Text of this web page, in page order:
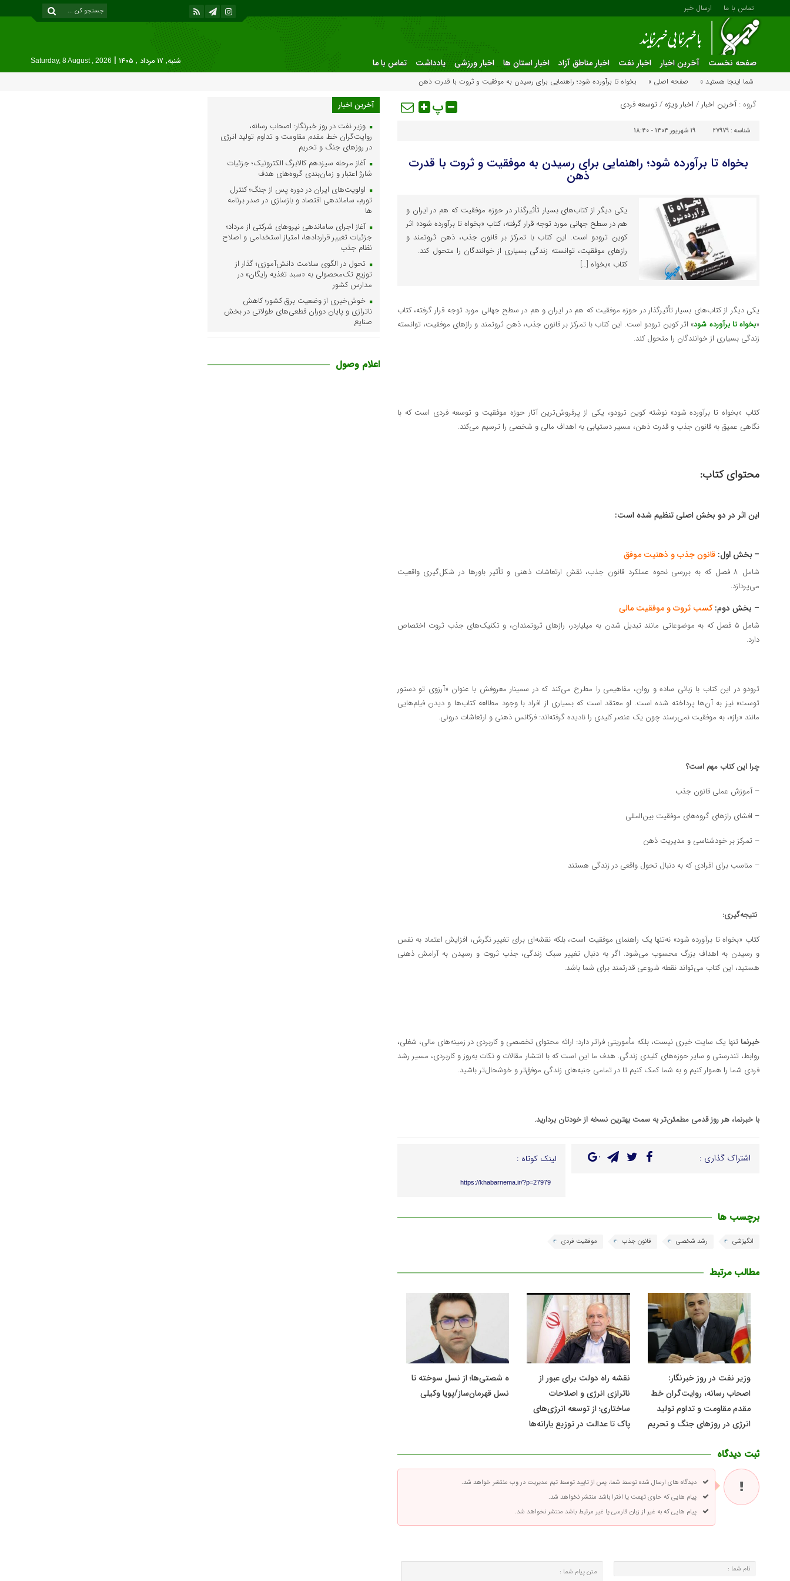
تماس با ما ارسال خبر
صفحه نخست آخرین اخبار اخبار نفت اخبار مناطق آزاد اخبار استان ها اخبار ورزشی یادداشت تماس با ما شنبه, ۱۷ مرداد , ۱۴۰۵ |
Saturday, 8 August , 2026
شما اینجا هستید » صفحه اصلی » بخواه تا برآورده شود؛ راهنمایی برای رسیدن به موفقیت و ثروت با قدرت ذهن
گروه :آخرین اخبار / اخبار ویژه/توسعه فردی پ
شناسه : 27979 19 شهریور 1404 - 18:40
بخواه تا برآورده شود؛ راهنمایی برای رسیدن به موفقیت و ثروت با قدرت
ذهن
یکی دیگر از کتاب‌های بسیار تأثیرگذار در حوزه موفقیت که هم در ایران و
هم در سطح جهانی مورد توجه قرار گرفته، کتاب «بخواه تا برآورده شود» اثر
کوین ترودو است. این کتاب با تمرکز بر قانون جذب، ذهن ثروتمند و
رازهای موفقیت، توانسته زندگی بسیاری از خوانندگان را متحول کند.
کتاب «بخواه […]
یکی دیگر از کتاب‌های بسیار تأثیرگذار در حوزه موفقیت که هم در ایران و هم در سطح جهانی مورد توجه قرار گرفته، کتاب
«بخواه تا برآورده شود» اثر کوین ترودو است. این کتاب با تمرکز بر قانون جذب، ذهن ثروتمند و رازهای موفقیت، توانسته
زندگی بسیاری از خوانندگان را متحول کند.
کتاب «بخواه تا برآورده شود» نوشته کوین ترودو، یکی از پرفروش‌ترین آثار حوزه موفقیت و توسعه فردی است که با
نگاهی عمیق به قانون جذب و قدرت ذهن، مسیر دستیابی به اهداف مالی و شخصی را ترسیم می‌کند.
محتوای کتاب:
این اثر در دو بخش اصلی تنظیم شده است:
–بخش اول: قانون جذب و ذهنیت موفق
شامل ۸ فصل که به بررسی نحوه عملکرد قانون جذب، نقش ارتعاشات ذهنی و تأثیر باورها در شکل‌گیری واقعیت
می‌پردازد.
– بخش دوم:کسب ثروت و موفقیت مالی
شامل ۵ فصل که به موضوعاتی مانند تبدیل شدن به میلیاردر، رازهای ثروتمندان، و تکنیک‌های جذب ثروت اختصاص
دارد.
ترودو در این کتاب با زبانی ساده و روان، مفاهیمی را مطرح می‌کند که در سمینار معروفش با عنوان «آرزوی تو دستور
توست» نیز به آن‌ها پرداخته شده است. او معتقد است که بسیاری از افراد با وجود مطالعه کتاب‌ها و دیدن فیلم‌هایی
مانند «راز»، به موفقیت نمی‌رسند چون یک عنصر کلیدی را نادیده گرفته‌اند: فرکانس ذهنی و ارتعاشات درونی.
چرا این کتاب مهم است؟
– آموزش عملی قانون جذب
– افشای رازهای گروه‌های موفقیت بین‌المللی
– تمرکز بر خودشناسی و مدیریت ذهن
– مناسب برای افرادی که به دنبال تحول واقعی در زندگی هستند
نتیجه‌گیری:
کتاب «بخواه تا برآورده شود» نه‌تنها یک راهنمای موفقیت است، بلکه نقشه‌ای برای تغییر نگرش، افزایش اعتماد به نفس
و رسیدن به اهداف بزرگ محسوب می‌شود. اگر به دنبال تغییر سبک زندگی، جذب ثروت و رسیدن به آرامش ذهنی
هستید، این کتاب می‌تواند نقطه شروعی قدرتمند برای شما باشد.
خبرنما تنها یک سایت خبری نیست، بلکه مأموریتی فراتر دارد: ارائه محتوای تخصصی و کاربردی در زمینه‌های مالی، شغلی،
روابط، تندرستی و سایر حوزه‌های کلیدی زندگی. هدف ما این است که با انتشار مقالات و نکات به‌روز و کاربردی، مسیر رشد
فردی شما را هموار کنیم و به شما کمک کنیم تا در تمامی جنبه‌های زندگی موفق‌تر و خوشحال‌تر باشید.
با خبرنما، هر روز قدمی مطمئن‌تر به سمت بهترین نسخه از خودتان بردارید.
اشتراک گذاری : لینک کوتاه :
https://khabarnema.ir/?p=27979
برچسب ها
انگیزشی رشد شخصی قانون جذب موفقیت فردی
مطالب مرتبط
وزیر نفت در روز خبرنگار:
اصحاب رسانه، روایت‌گران خط
مقدم مقاومت و تداوم تولید
انرژی در روزهای جنگ و تحریم
نقشه راه دولت برای عبور از
ناترازی انرژی و اصلاحات
ساختاری؛ از توسعه انرژی‌های
پاک تا عدالت در توزیع یارانه‌ها
ه شصتی‌ها؛ از نسل سوخته تا
نسل قهرمان‌ساز/پویا وکیلی
ثبت دیدگاه
دیدگاه های ارسال شده توسط شما، پس از تایید توسط تیم مدیریت در وب منتشر خواهد شد.
پیام هایی که حاوی تهمت یا افترا باشد منتشر نخواهد شد.
پیام هایی که به غیر از زبان فارسی یا غیر مرتبط باشد منتشر نخواهد شد.
آخرین اخبار
وزیر نفت در روز خبرنگار: اصحاب رسانه،
روایت‌گران خط مقدم مقاومت و تداوم تولید انرژی
در روزهای جنگ و تحریم
آغاز مرحله سیزدهم کالابرگ الکترونیک؛ جزئیات
شارژ اعتبار و زمان‌بندی گروه‌های هدف
اولویت‌های ایران در دوره پس از جنگ؛ کنترل
تورم، ساماندهی اقتصاد و بازسازی در صدر برنامه
ها
آغاز اجرای ساماندهی نیروهای شرکتی از مرداد؛
جزئیات تغییر قراردادها، امتیاز استخدامی و اصلاح
نظام جذب
تحول در الگوی سلامت دانش‌آموزی؛ گذار از
توزیع تک‌محصولی به «سبد تغذیه رایگان» در
مدارس کشور
خوش‌خبری از وضعیت برق کشور؛ کاهش
ناترازی و پایان دوران قطعی‌های طولانی در بخش
صنایع
هیبرید»
اعلام وصول